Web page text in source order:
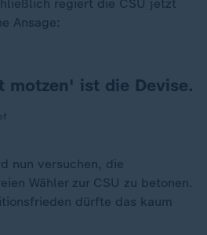
regiert die CSU jetzt
Ansage:
motzen' ist die Devise.
nun versuchen, die
Wähler zur CSU zu betonen.
dürfte das kaum